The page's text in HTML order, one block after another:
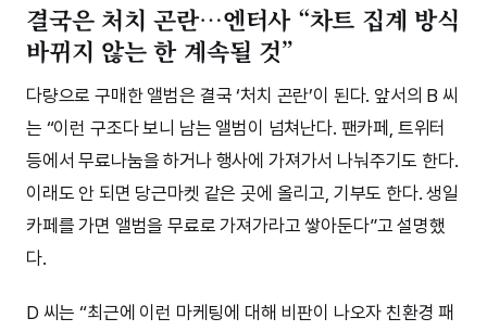
결국은 처치 곤란…엔터사 “차트 집계 방식
바뀌지 않는 한 계속될 것”
다량으로 구매한 앨범은 결국 ‘처치 곤란’이 된다. 앞서의 B 씨
는 “이런 구조다 보니 남는 앨범이 넘쳐난다. 팬카페, 트위터
등에서 무료나눔을 하거나 행사에 가져가서 나눠주기도 한다.
이래도 안 되면 당근마켓 같은 곳에 올리고, 기부도 한다. 생일
카페를 가면 앨범을 무료로 가져가라고 쌓아둔다”고 설명했
다.
D 씨는 “최근에 이런 마케팅에 대해 비판이 나오자 친환경 패